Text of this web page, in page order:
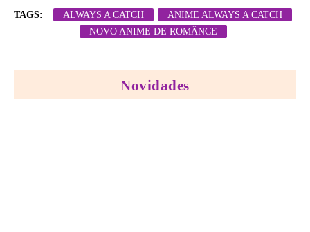
TAGS: ALWAYS A CATCH
ANIME ALWAYS A CATCH
NOVO ANIME DE ROMÂNCE
Novidades